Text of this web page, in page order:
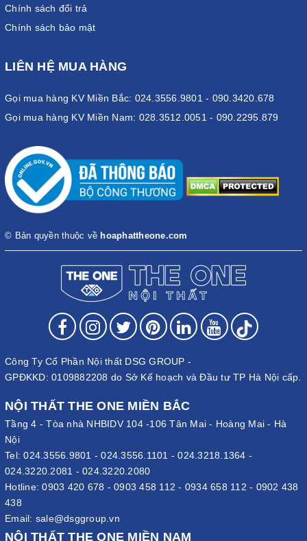
Chính sách đổi trả
Chính sách bảo mật
LIÊN HỆ MUA HÀNG
Gọi mua hàng KV Miền Bắc: 024.3556.9801 - 090.3420.678
Gọi mua hàng KV Miền Nam: 028.3512.0051 - 090.2295.879
© Bản quyền thuộc về hoaphattheone.com
Công Ty Cổ Phần Nội thất DSG GROUP -
GPĐKKD: 0109882208 do Sở Kế hoạch và Đầu tư TP Hà Nội cấp.
NỘI THẤT THE ONE MIỀN BẮC
Tầng 4 - Tòa nhà NHBIDV 104 -106 Tân Mai - Hoàng Mai - Hà
Nội
Tel:024.3556.9801 -024.3556.1101 -024.3218.1364 -
024.3220.2081 - 024.3220.2080
Hotline:0903 420 678 - 0903 458 112 - 0934 658 112 - 0902 438
438
Email: sale@dsggroup.vn
NỘI THẤT THE ONE MIỀN NAM